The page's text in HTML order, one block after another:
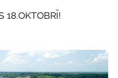
18.OKTOBRĪ!